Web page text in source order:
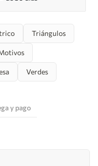
Triángulos
Verdes
y pago